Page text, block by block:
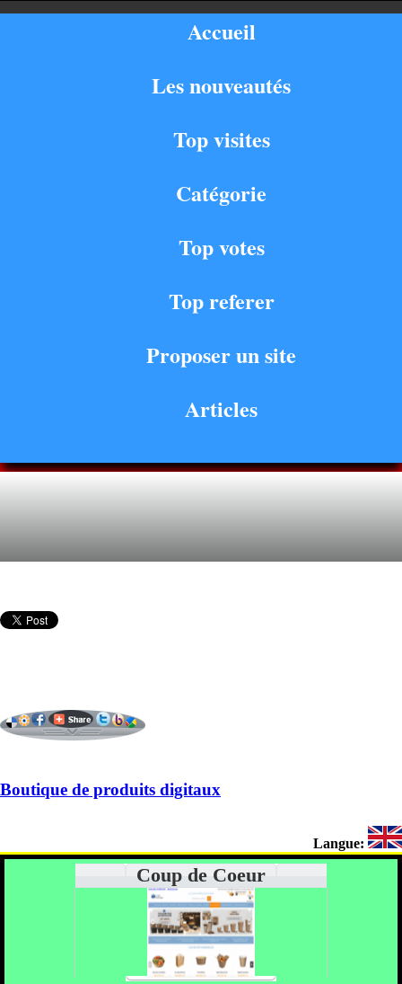
Accueil
Les nouveautés
Top visites
Catégorie
Top votes
Top referer
Proposer un site
Articles
Boutique de produits digitaux
Langue:
Coup de Coeur